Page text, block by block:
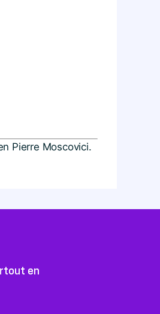
Pierre Moscovici.
en